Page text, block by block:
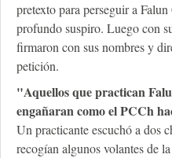
pretexto para perseguir a
profundo suspiro. Luego con
firmaron con sus nombres y
petición.
"Aquellos que practican
engañaran como el PCCh
Un practicante escuchó a dos
recogían algunos volantes de